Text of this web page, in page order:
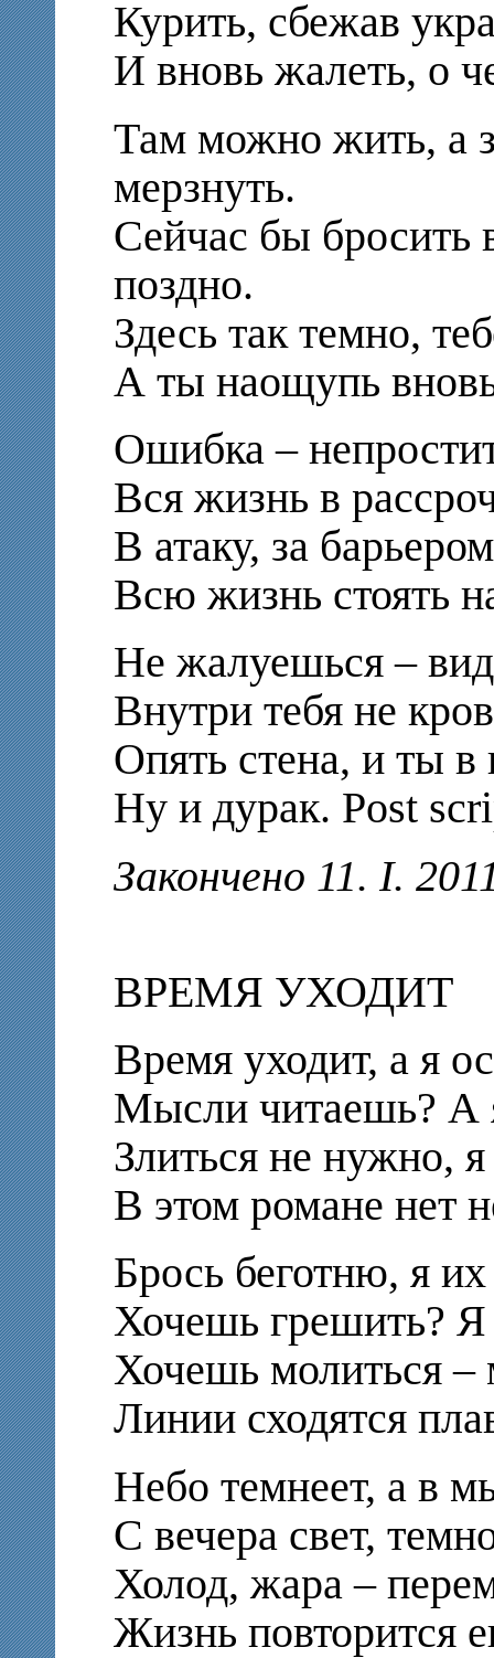
Курить, сбежав
И вновь жалеть, о
Там можно жить, а
мерзнуть.
Сейчас бы бросить
поздно.
Здесь так темно,
А ты наощупь
Ошибка –
Вся жизнь в
В атаку, за
Всю жизнь стоять
Не жалуешься –
Внутри тебя не
Опять стена, и ты в
Ну и дурак. Post
Закончено 11. I.
ВРЕМЯ УХОДИТ
Время уходит, а я
Мысли читаешь? А
Злиться не нужно,
В этом романе нет
Брось беготню, я
Хочешь грешить? Я
Хочешь молиться –
Линии сходятся
Небо темнеет, а в
С вечера свет,
Холод, жара –
Жизнь повторится